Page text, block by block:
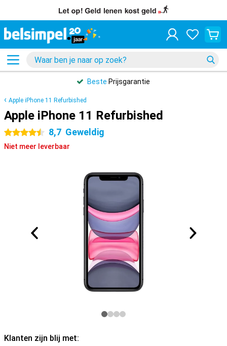
Beste Prijsgarantie
Apple iPhone 11 Refurbished
Apple iPhone 11 Refurbished
4.5 sterren 8,7 Geweldig
Niet meer leverbaar
Klanten zijn blij met: